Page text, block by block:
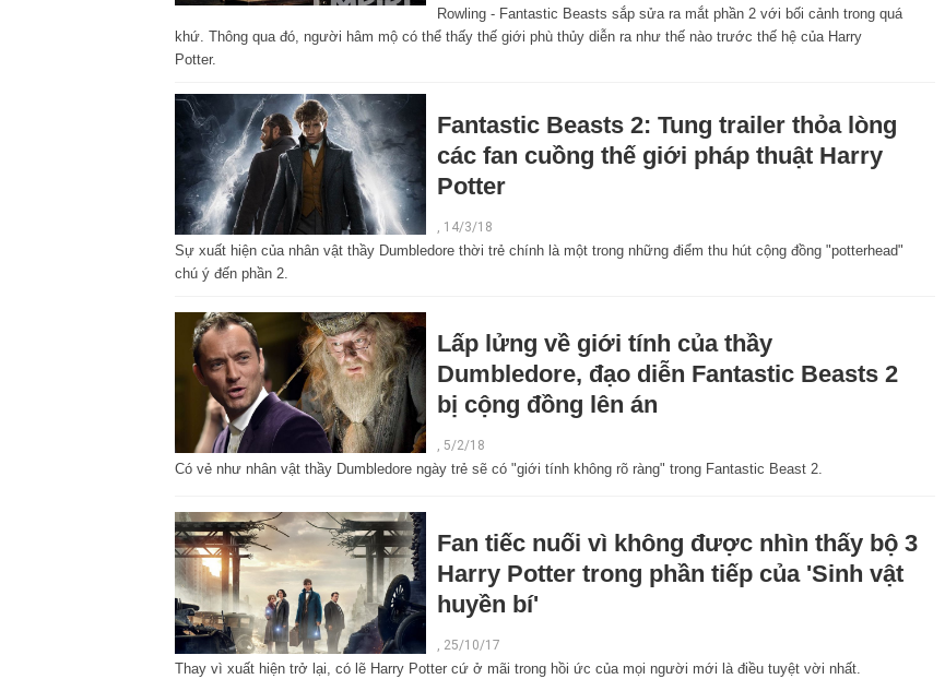
Rowling - Fantastic Beasts sắp sửa ra mắt phần 2 với bối cảnh trong quá
khứ. Thông qua đó, người hâm mộ có thể thấy thế giới phù thủy diễn ra như thế nào trước thế hệ của Harry
Potter.
Fantastic Beasts 2: Tung trailer thỏa lòng
các fan cuồng thế giới pháp thuật Harry
Potter
, 14/3/18
Sự xuất hiện của nhân vật thầy Dumbledore thời trẻ chính là một trong những điểm thu hút cộng đồng "potterhead"
chú ý đến phần 2.
Lấp lửng về giới tính của thầy
Dumbledore, đạo diễn Fantastic Beasts 2
bị cộng đồng lên án
, 5/2/18
Có vẻ như nhân vật thầy Dumbledore ngày trẻ sẽ có "giới tính không rõ ràng" trong Fantastic Beast 2.
Fan tiếc nuối vì không được nhìn thấy bộ 3
Harry Potter trong phần tiếp của 'Sinh vật
huyền bí'
, 25/10/17
Thay vì xuất hiện trở lại, có lẽ Harry Potter cứ ở mãi trong hồi ức của mọi người mới là điều tuyệt vời nhất.